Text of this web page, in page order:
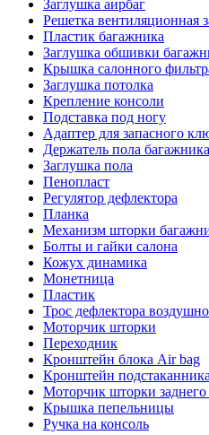
Заглушка аирбаг
Решетка вентиляционная
Пластик багажника
Заглушка обшивки
Крышка салонного
Заглушка потолка
Крепление консоли
Подставка под ногу
Адаптер для запасного
Держатель пола багажника
Заглушка пола
Пенопласт
Регулятор дефлектора
Планка
Механизм шторки
Болты и гайки салона
Кожух динамика
Монетница
Пластик
Трос дефлектора
Моторчик шторки
Переходник
Кронштейн блока Air bag
Кронштейн подстаканника
Моторчик шторки заднего
Крышка пепельницы
Ручка на консоль